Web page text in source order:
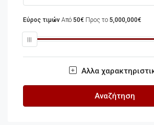
Εύρος τιμών Από 50€ Προς το 5,000,000€
Αλλα
Αναζήτηση